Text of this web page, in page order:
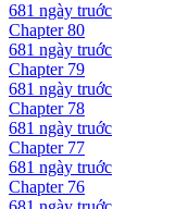
681 ngày truớc
Chapter80
681 ngày truớc
Chapter 79
681 ngày truớc
Chapter 78
681 ngày truớc
Chapter 77
681 ngày truớc
Chapter 76